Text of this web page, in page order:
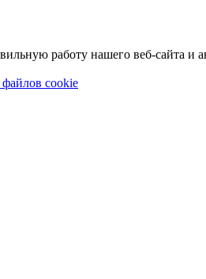
работу нашего веб-сайта и
cookie